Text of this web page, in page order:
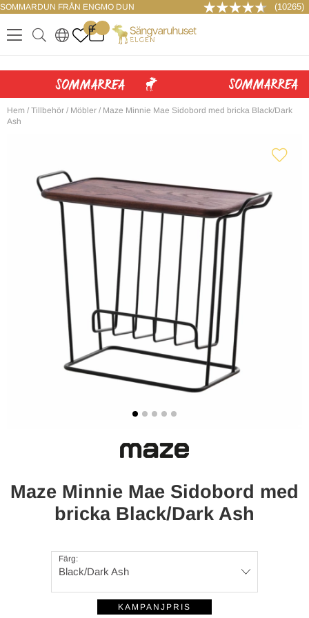
SOMMARDUN FRÅN ENGMO DUN (10265)
.
0
. ..
LOGGA IN
Hem / Tillbehör / Möbler / Maze Minnie Mae Sidobord med bricka Black/Dark
Ash
Maze Minnie Mae Sidobord med
bricka Black/Dark Ash
Färg:
Black/Dark Ash